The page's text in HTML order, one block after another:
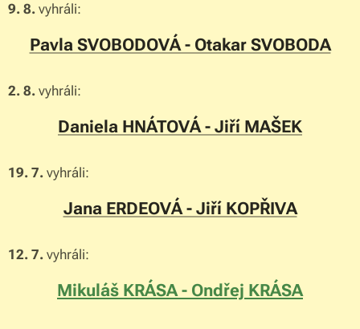
9. 8. vyhráli:
Pavla SVOBODOVÁ - Otakar SVOBODA
2. 8. vyhráli:
Daniela HNÁTOVÁ - Jiří MAŠEK
19. 7. vyhráli:
Jana ERDEOVÁ - Jiří KOPŘIVA
12. 7. vyhráli:
Mikuláš KRÁSA - Ondřej KRÁSA